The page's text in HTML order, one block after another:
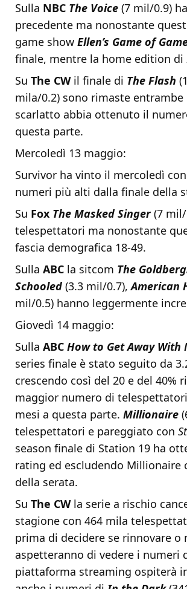
Sulla NBC The Voice (7 mil/0.9)
precedente ma nonostante
game show Ellen’s Game of
finale, mentre la home edition di
Su The CWil finale di The Flash
mila/0.2) sono rimaste
scarlatto abbia ottenuto il
questa parte.
Mercoledì 13 maggio:
Survivor ha vinto il mercoledì
numeri più alti dalla finale della
Su Fox The Masked Singer(7 mil/
telespettatori ma nonostante
fascia demografica 18-49.
Sulla ABC la sitcom The
Schooled(3.3 mil/0.7),American
mil/0.5) hanno leggermente
Giovedì 14 maggio:
Sulla ABC How to Get Away With
series finale è stato seguito da
crescendo così del 20 e del
maggior numero di
mesi a questa parte. Millionaire
telespettatori e pareggiato con
season finale di Station 19 ha
rating ed escludendo Millionaire
della serata.
Su The CWla serie a rischio
stagione con 464 mila
prima di decidere se rinnovare o
aspetteranno di vedere i numeri
piattaforma streaming ospiterà